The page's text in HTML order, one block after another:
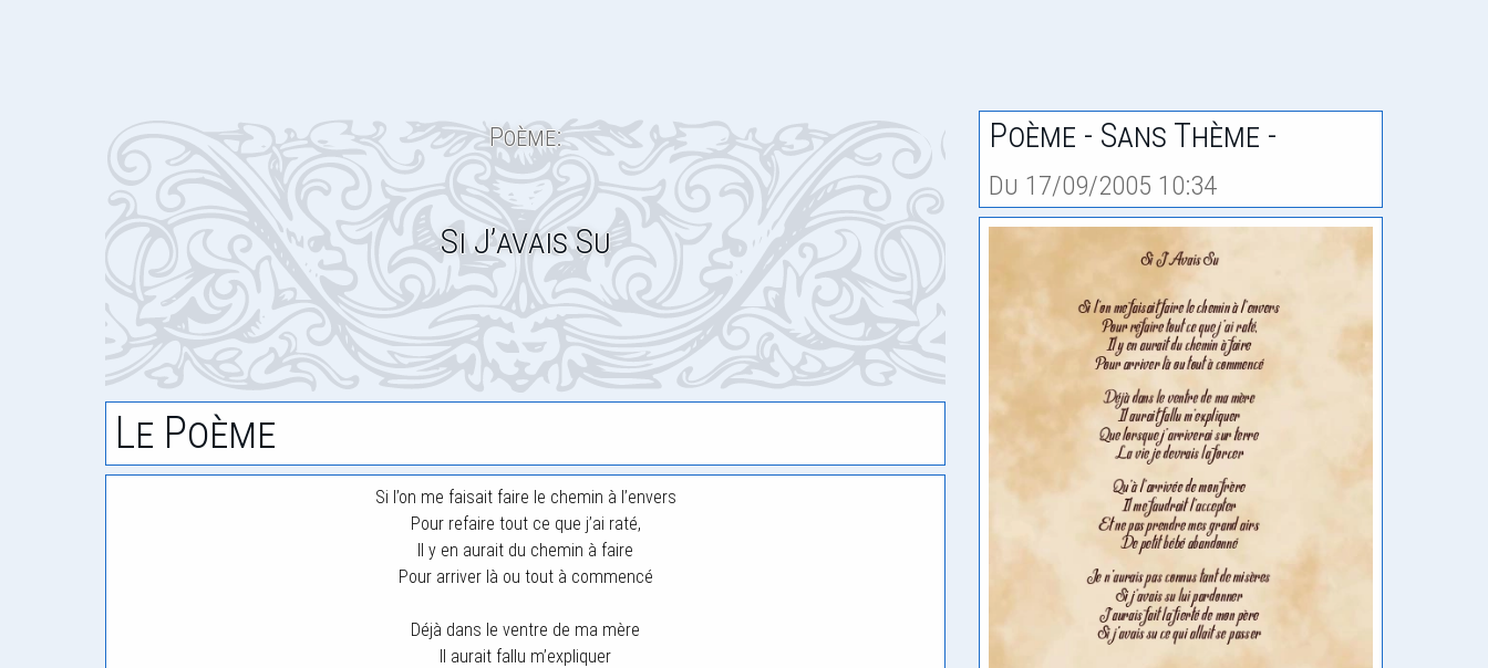
Poème:
Si J’avais Su
Le Poème
Si l’on me faisait faire le chemin à l’envers
Pour refaire tout ce que j’ai raté,
Il y en aurait du chemin à faire
Pour arriver là ou tout à commencé
Déjà dans le ventre de ma mère
Il aurait fallu m’expliquer
Poème - Sans Thème -
Du 17/09/2005 10:34